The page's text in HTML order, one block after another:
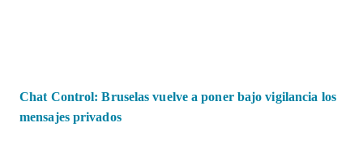
Chat Control: Bruselas vuelve a poner bajo vigilancia los
mensajes privados